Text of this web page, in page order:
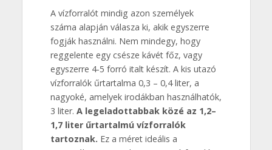
A vízforralót mindig azon személyek
száma alapján válasza ki, akik egyszerre
fogják használni. Nem mindegy, hogy
reggelente egy csésze kávét főz, vagy
egyszerre 4-5 forró italt készít. A kis utazó
vízforralók űrtartalma 0,3 – 0,4 liter, a
nagyoké, amelyek irodákban használhatók,
3 liter. A legeladottabbak közé az 1,2–
1,7 liter űrtartalmú vízforralók
tartoznak. Ez a méret ideális a